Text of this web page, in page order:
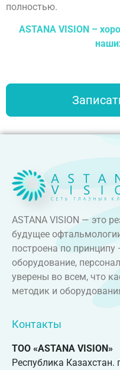
полностью.
ASTANA VISION –
ASTANA VISION — это
будущее
построена по
оборудование,
уверены во всем, что
методик и
Контакты
ТОО «ASTANA VISION»
Республика